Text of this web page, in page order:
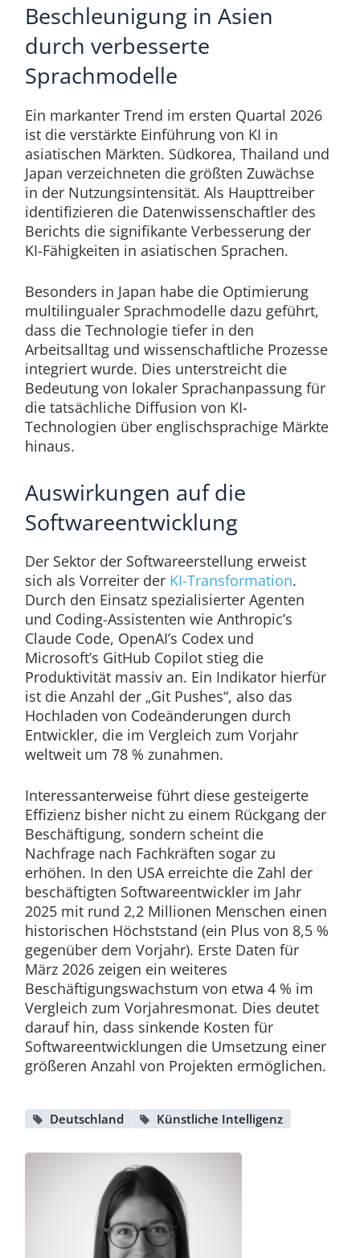
Beschleunigung in Asien
durch verbesserte
Sprachmodelle
Ein markanter Trend im ersten Quartal 2026
ist die verstärkte Einführung von KI in
asiatischen Märkten. Südkorea, Thailand und
Japan verzeichneten die größten Zuwächse
in der Nutzungsintensität. Als Haupttreiber
identifizieren die Datenwissenschaftler des
Berichts die signifikante Verbesserung der
KI-Fähigkeiten in asiatischen Sprachen.
Besonders in Japan habe die Optimierung
multilingualer Sprachmodelle dazu geführt,
dass die Technologie tiefer in den
Arbeitsalltag und wissenschaftliche Prozesse
integriert wurde. Dies unterstreicht die
Bedeutung von lokaler Sprachanpassung für
die tatsächliche Diffusion von KI-
Technologien über englischsprachige Märkte
hinaus.
Auswirkungen auf die
Softwareentwicklung
Der Sektor der Softwareerstellung erweist
sich als Vorreiter der KI-Transformation.
Durch den Einsatz spezialisierter Agenten
und Coding-Assistenten wie Anthropic’s
Claude Code, OpenAI’s Codex und
Microsoft’s GitHub Copilot stieg die
Produktivität massiv an. Ein Indikator hierfür
ist die Anzahl der „Git Pushes“, also das
Hochladen von Codeänderungen durch
Entwickler, die im Vergleich zum Vorjahr
weltweit um 78 % zunahmen.
Interessanterweise führt diese gesteigerte
Effizienz bisher nicht zu einem Rückgang der
Beschäftigung, sondern scheint die
Nachfrage nach Fachkräften sogar zu
erhöhen. In den USA erreichte die Zahl der
beschäftigten Softwareentwickler im Jahr
2025 mit rund 2,2 Millionen Menschen einen
historischen Höchststand (ein Plus von 8,5 %
gegenüber dem Vorjahr). Erste Daten für
März 2026 zeigen ein weiteres
Beschäftigungswachstum von etwa 4 % im
Vergleich zum Vorjahresmonat. Dies deutet
darauf hin, dass sinkende Kosten für
Softwareentwicklungen die Umsetzung einer
größeren Anzahl von Projekten ermöglichen.
Deutschland Künstliche Intelligenz